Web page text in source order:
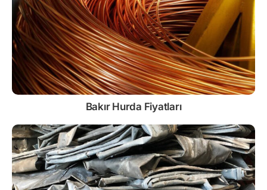
Bakır Hurda Fiyatları